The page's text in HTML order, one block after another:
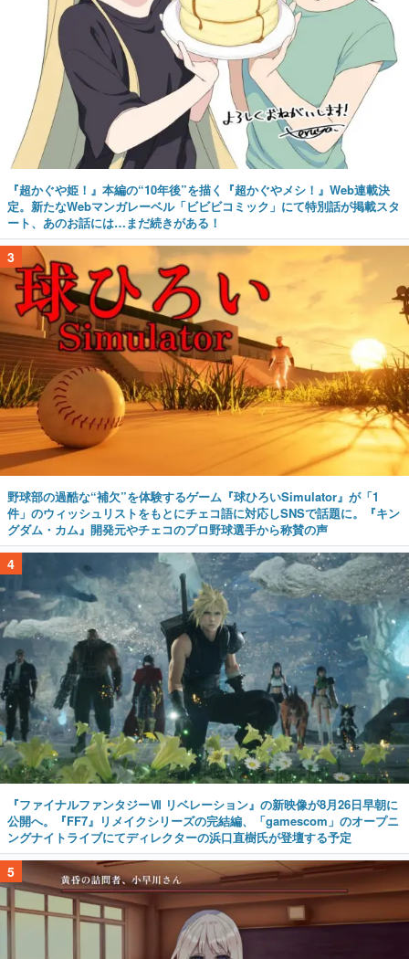
『超かぐや姫！』本編の“10年後”を描く『超かぐやメシ！』Web連載決
定。新たなWebマンガレーベル「ビビビコミック」にて特別話が掲載スタ
ート、あのお話には…まだ続きがある！
3
野球部の過酷な“補欠”を体験するゲーム『球ひろいSimulator』が「1
件」のウィッシュリストをもとにチェコ語に対応しSNSで話題に。『キン
グダム・カム』開発元やチェコのプロ野球選手から称賛の声
4
『ファイナルファンタジーⅦ リベレーション』の新映像が8月26日早朝に
公開へ。『FF7』リメイクシリーズの完結編、「gamescom」のオープニ
ングナイトライブにてディレクターの浜口直樹氏が登壇する予定
5